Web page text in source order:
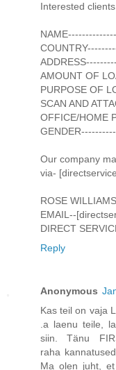
Interested
NAME--------------
AMOUNT OF
PURPOSE OF
SCAN AND
OFFICE/HOME
Our company
via-
ROSE WILLIAMS
EMAIL--
DIRECT
Reply
Anonymous
Kas teil on vaja
.a laenu teile,
siin. Tänu
raha
Ma olen juht, et